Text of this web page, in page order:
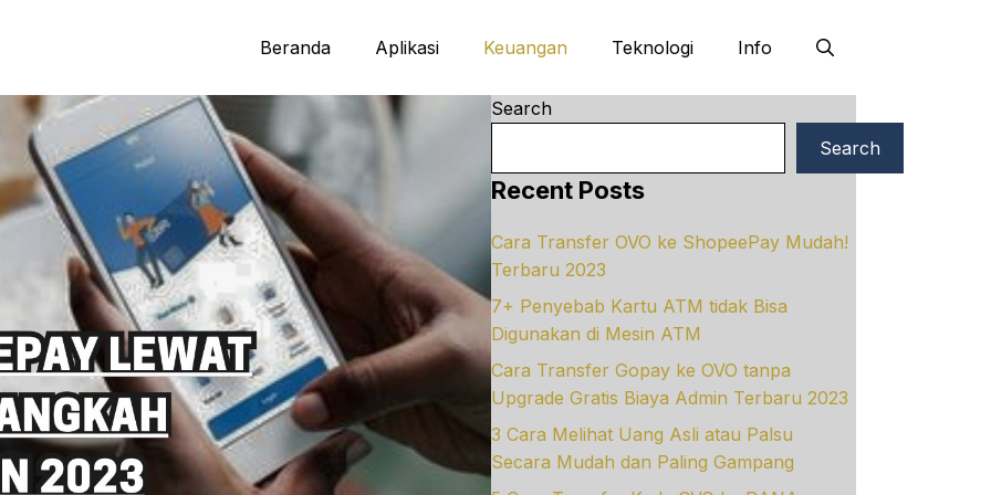
Beranda Aplikasi Keuangan Teknologi Info
Search
Search
Recent Posts
Cara Transfer OVO ke ShopeePay Mudah!
Terbaru 2023
7+ Penyebab Kartu ATM tidak Bisa
Digunakan di Mesin ATM
Cara Transfer Gopay ke OVO tanpa
Upgrade Gratis Biaya Admin Terbaru 2023
3 Cara Melihat Uang Asli atau Palsu
Secara Mudah dan Paling Gampang